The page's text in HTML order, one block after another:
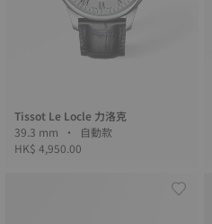
Tissot Le Locle 力洛克
39.3 mm • 自動款
HK$ 4,950.00